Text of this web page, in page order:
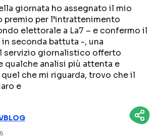
FICTION
VIDEO
MEDIASET INFINITY
giornata ho assegnato il mio
premio per l’intrattenimento
elettorale a La7 – e confermo il
seconda battuta -, una
servizio giornalistico offerto
qualche analisi più attenta e
quel che mi riguarda, trovo che il
e